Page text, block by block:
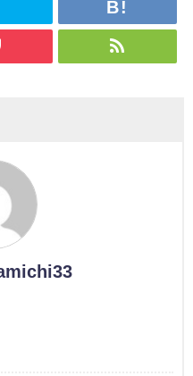
ナンタラ】